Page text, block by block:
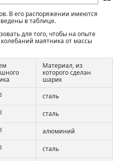
В его распоряжении имеются
в таблице.
для того, чтобы на опыте
маятника от массы
Материал, из
которого сделан
шарик
сталь
сталь
алюминий
сталь